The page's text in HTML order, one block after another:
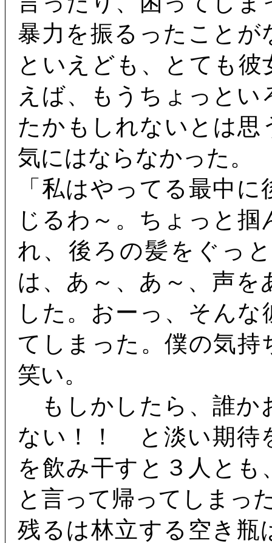
暴力を振るったことが
といえども、とても
えば、もうちょっと
たかもしれないとは
気にはならなかった。
「私はやってる最中
じるわ～。ちょっと
れ、後ろの髪をぐっ
は、あ～、あ～、声
した。おーっ、そん
てしまった。僕の気持
笑い。
もしかしたら、誰か
ない！！ と淡い期待
を飲み干すと３人と
と言って帰ってしまっ
残るは林立する空き瓶